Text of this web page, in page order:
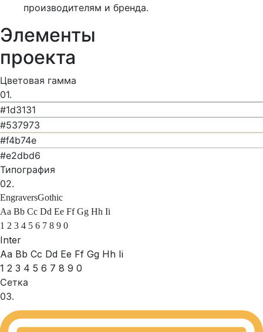
производителям и бренда.
Элементы
проекта
Цветовая гамма
01.
#1d3131
#537973
#f4b74e
#e2dbd6
Типография
02.
EngraversGothic
Aa Bb Cc Dd Ee Ff Gg Hh Ii
1 2 3 4 5 6 7 8 9 0
Inter
Aa Bb Cc Dd Ee Ff Gg Hh Ii
1 2 3 4 5 6 7 8 9 0
Сетка
03.